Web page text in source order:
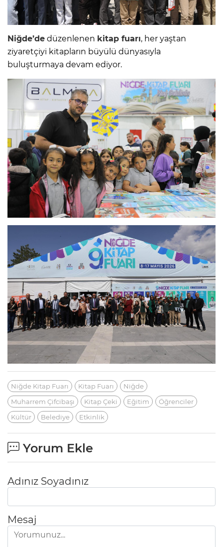
Niğde’de düzenlenen kitap fuarı, her yaştan
ziyaretçiyi kitapların büyülü dünyasıyla
buluşturmaya devam ediyor.
Niğde Kitap Fuarı Kitap Fuarı
Niğde
Muharrem Çifcibaşı
Kitap Çeki Eğitim
Öğrenciler
Kültür
Belediye Etkinlik
Yorum Ekle
Adınız Soyadınız
Mesaj